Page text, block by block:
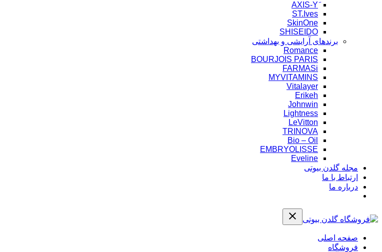
ST.Ives
SkinOne
SHISEIDO
برندهای آرایشی و بهداشتی
Romance
BOURJOIS PARIS
FARMASi
MYVITAMINS
Vitalayer
Erikeh
Johnwin
Lightness
LeVitton
TRINOVA
Bio – Oil
EMBRYOLISSE
Eveline
مجله گلدن بیوتی
ارتباط با ما
درباره ما
صفحه اصلی
فروشگاه